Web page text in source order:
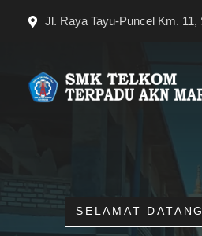
Jl. Raya Tayu-Puncel Km.
SELAMAT DATANG